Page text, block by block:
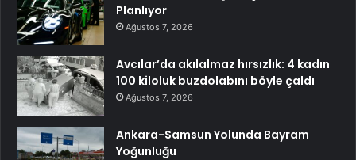
Planlıyor
Ağustos 7, 2026
Avcılar’da akılalmaz hırsızlık: 4 kadın
100 kiloluk buzdolabını böyle çaldı
Ağustos 7, 2026
Ankara-Samsun Yolunda Bayram
Yoğunluğu